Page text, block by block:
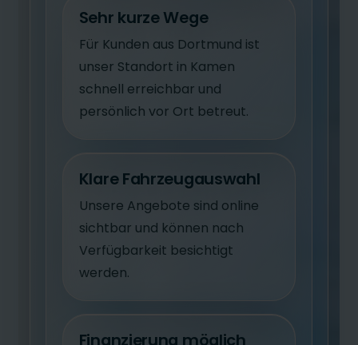
Sehr kurze Wege
Für Kunden aus Dortmund ist
unser Standort in Kamen
schnell erreichbar und
persönlich vor Ort betreut.
Klare Fahrzeugauswahl
Unsere Angebote sind online
sichtbar und können nach
Verfügbarkeit besichtigt
werden.
Finanzierung möglich